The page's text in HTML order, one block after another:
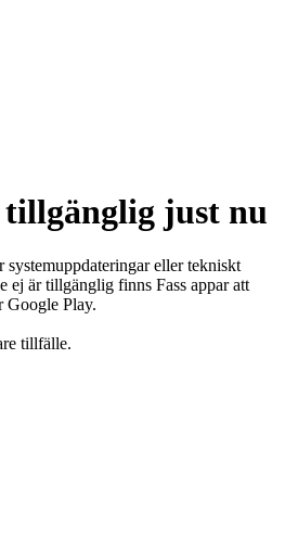
tillgänglig just nu
eller tekniskt
ej är tillgänglig finns Fass appar att
Google Play.
tillfälle.